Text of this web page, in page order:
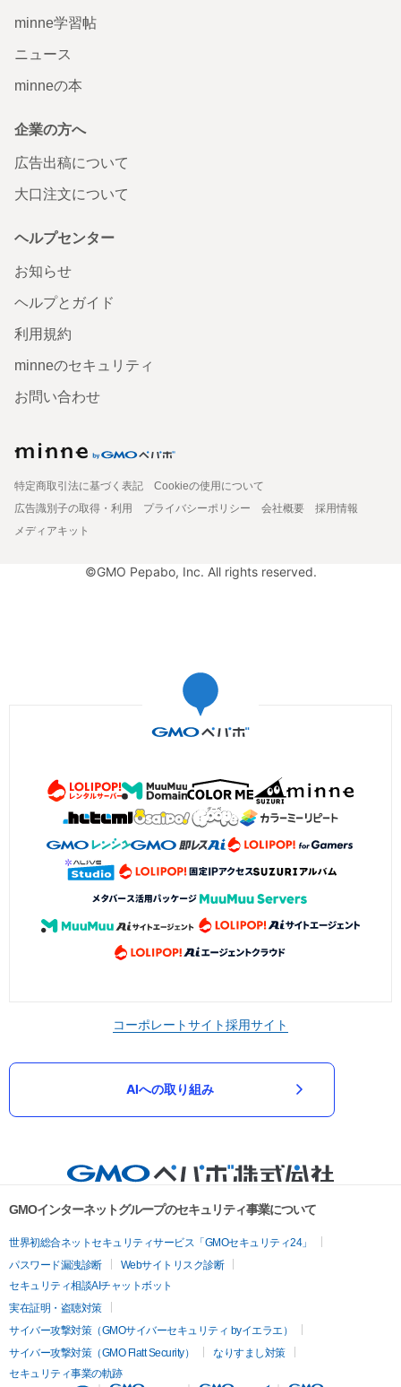
minne学習帖
ニュース
minneの本
企業の方へ
広告出稿について
大口注文について
ヘルプセンター
お知らせ
ヘルプとガイド
利用規約
minneのセキュリティ
お問い合わせ
特定商取引法に基づく表記
Cookieの使用について
広告識別子の取得・利用
プライバシーポリシー 会社概要
採用情報
メディアキット
©GMO Pepabo, Inc. All rights reserved.
コーポレートサイト採用サイト
AIへの取り組み
GMOインターネットグループのセキュリティ事業について
世界初総合ネットセキュリティサービス「GMOセキュリティ24」
パスワード漏洩診断
Webサイトリスク診断
セキュリティ相談AIチャットボット
実在証明・盗聴対策
サイバー攻撃対策（GMOサイバーセキュリティ byイエラエ）
サイバー攻撃対策（GMO Flatt Security）
なりすまし対策
セキュリティ事業の軌跡